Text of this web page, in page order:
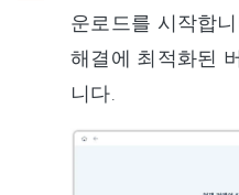
운로드를 시작합
해결에 최적화된
니다.